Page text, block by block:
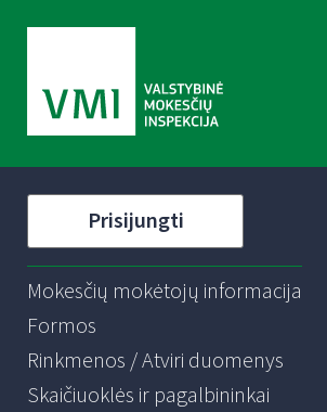
Prisijungti
Mokesčių mokėtojų informacija
Formos
Rinkmenos / Atviri duomenys
Skaičiuoklės ir pagalbininkai